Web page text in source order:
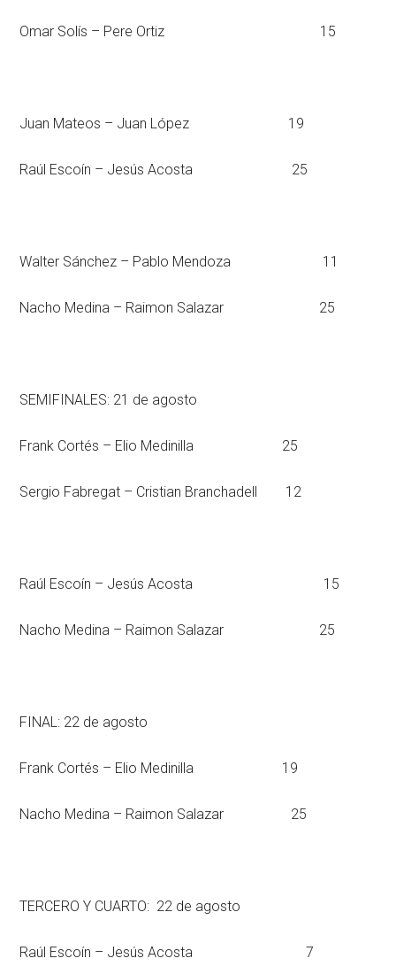
Omar Solís – Pere Ortiz 15
Juan Mateos – Juan López 19
Raúl Escoín – Jesús Acosta 25
Walter Sánchez – Pablo Mendoza 11
Nacho Medina – Raimon Salazar 25
SEMIFINALES: 21 de agosto
Frank Cortés – Elio Medinilla 25
Sergio Fabregat – Cristian Branchadell 12
Raúl Escoín – Jesús Acosta 15
Nacho Medina – Raimon Salazar 25
FINAL: 22 de agosto
Frank Cortés – Elio Medinilla 19
Nacho Medina – Raimon Salazar 25
TERCERO Y CUARTO: 22 de agosto
Raúl Escoín – Jesús Acosta 7